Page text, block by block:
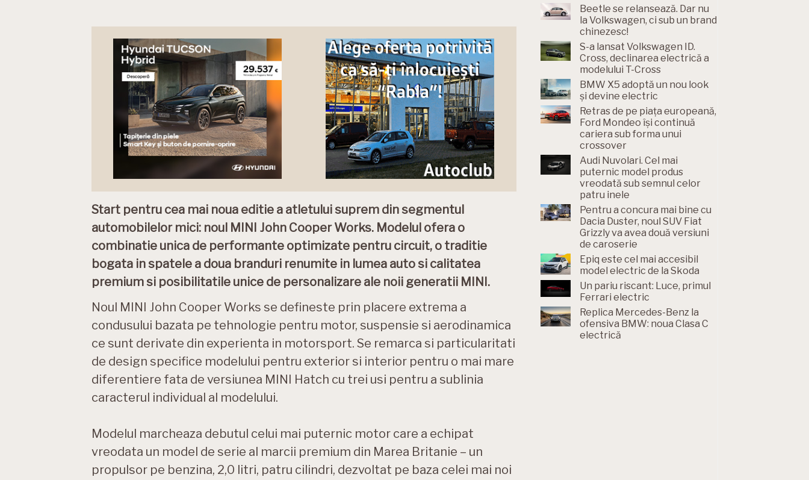
Start pentru cea mai noua editie a atletului suprem din segmentul
automobilelor mici: noul MINI John Cooper Works. Modelul ofera o
combinatie unica de performante optimizate pentru circuit, o traditie
bogata in spatele a doua branduri renumite in lumea auto si calitatea
premium si posibilitatile unice de personalizare ale noii generatii MINI.
Noul MINI John Cooper Works se defineste prin placere extrema a
condusului bazata pe tehnologie pentru motor, suspensie si aerodinamica
ce sunt derivate din experienta in motorsport. Se remarca si particularitati
de design specifice modelului pentru exterior si interior pentru o mai mare
diferentiere fata de versiunea MINI Hatch cu trei usi pentru a sublinia
caracterul individual al modelului.
Modelul marcheaza debutul celui mai puternic motor care a echipat
vreodata un model de serie al marcii premium din Marea Britanie – un
propulsor pe benzina, 2,0 litri, patru cilindri, dezvoltat pe baza celei mai noi
Beetle se relansează. Dar nu
la Volkswagen, ci sub un brand
chinezesc!
S-a lansat Volkswagen ID.
Cross, declinarea electrică a
modelului T-Cross
BMW X5 adoptă un nou look
și devine electric
Retras de pe piața europeană,
Ford Mondeo își continuă
cariera sub forma unui
crossover
Audi Nuvolari. Cel mai
puternic model produs
vreodată sub semnul celor
patru inele
Pentru a concura mai bine cu
Dacia Duster, noul SUV Fiat
Grizzly va avea două versiuni
de caroserie
Epiq este cel mai accesibil
model electric de la Skoda
Un pariu riscant: Luce, primul
Ferrari electric
Replica Mercedes-Benz la
ofensiva BMW: noua Clasa C
electrică